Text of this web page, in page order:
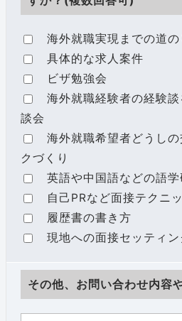
海外就職実現までの道の
具体的な求人案件
ビザ勉強会
海外就職経験者の経験
談会
海外就職希望者どうし
クづくり
英語や中国語などの語学
自己PRなど面接テクニ
履歴書の書き方
現地への面接セッティ
その他、お問い合わせ内容